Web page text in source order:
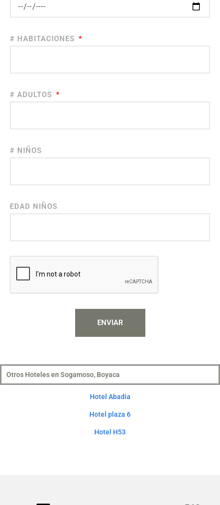
# HABITACIONES
# ADULTOS
# NIÑOS
EDAD NIÑOS
ENVIAR
Otros Hoteles en Sogamoso, Boyaca
Hotel Abadia
Hotel plaza 6
Hotel H53